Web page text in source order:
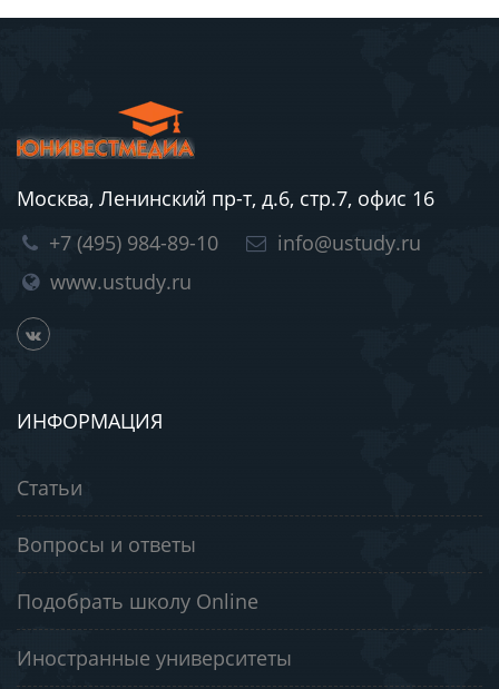
Москва, Ленинский пр-т, д.6, стр.7, офис 16
+7 (495) 984-89-10
info@ustudy.ru
www.ustudy.ru
ИНФОРМАЦИЯ
Статьи
Вопросы и ответы
Подобрать школу Online
Иностранные университеты